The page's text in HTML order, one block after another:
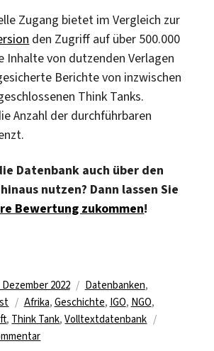
Zugang bietet im Vergleich zur
den Zugriff auf über 500.000
Inhalte von dutzenden Verlagen
Berichte von inzwischen
Think Tanks.
Anzahl der durchführbaren
Datenbank auch über den
nutzen? Dann lassen Sie
Bewertung zukommen!
Dezember 2022 Kategorien
Datenbanken,
Schlagwörter
Afrika, Geschichte, IGO, NGO,
, Think Tank,Volltextdatenbank
zu